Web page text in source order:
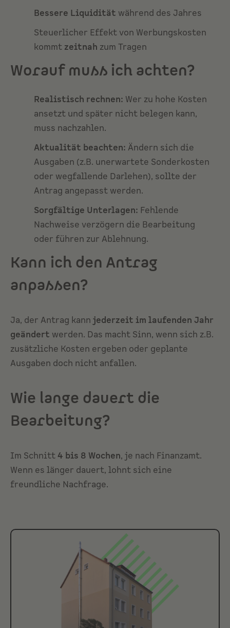
Bessere Liquidität während des Jahres
Steuerlicher Effekt von Werbungskosten
kommt zeitnah zum Tragen
Worauf muss ich achten?
Realistisch rechnen: Wer zu hohe Kosten
ansetzt und später nicht belegen kann,
muss nachzahlen.
Aktualität beachten: Ändern sich die
Ausgaben (z.B. unerwartete Sonderkosten
oder wegfallende Darlehen), sollte der
Antrag angepasst werden.
Sorgfältige Unterlagen: Fehlende
Nachweise verzögern die Bearbeitung
oder führen zur Ablehnung.
Kann ich den Antrag
anpassen?
Ja, der Antrag kann jederzeit im laufenden Jahr
geändert werden. Das macht Sinn, wenn sich z.B.
zusätzliche Kosten ergeben oder geplante
Ausgaben doch nicht anfallen.
Wie lange dauert die
Bearbeitung?
Im Schnitt4 bis 8 Wochen, je nach Finanzamt.
Wenn es länger dauert, lohnt sich eine
freundliche Nachfrage.